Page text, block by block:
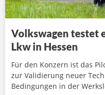
Volkswagen testet
Lkw in Hessen
Für den Konzern ist das
zur Validierung neuer
Bedingungen in der